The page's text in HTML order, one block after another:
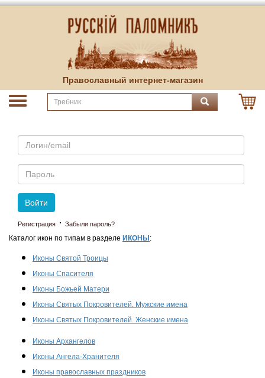
Православный интернет-магазин
Email
Пароль
Войти
Регистрация · Забыли пароль?
Каталог икон по типам в разделе ИКОНЫ :
Иконы Святой Троицы
Иконы Спасителя
Иконы Божьей Матери
Иконы Святых Покровителей. Мужские имена
Иконы Святых Покровителей. Женские имена
Иконы Архангелов
Иконы Ангела-Хранителя
Иконы православных праздников